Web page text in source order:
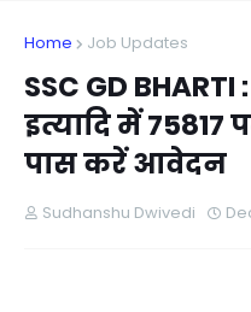
Home Job Updates
SSC GD BHARTI
इत्यादि में 75817
पास करें आवेदन
Sudhanshu Dwivedi